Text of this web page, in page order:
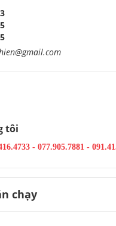
tôi
- 077.905.7881 -
chạy